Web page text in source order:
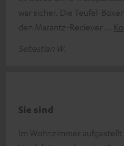
war sicher. Die Teufel-
den Marantz-Reciever
Sebastian W.
Sie sind
Im Wohnzimmer